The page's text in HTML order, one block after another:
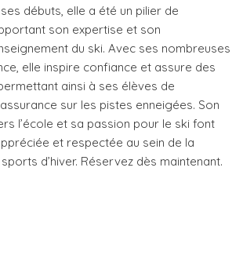
débuts, elle a été un pilier de
son expertise et son
du ski. Avec ses nombreuses
elle inspire confiance et assure des
ainsi à ses élèves de
sur les pistes enneigées. Son
l’école et sa passion pour le ski font
et respectée au sein de la
d’hiver. Réservez dès maintenant.